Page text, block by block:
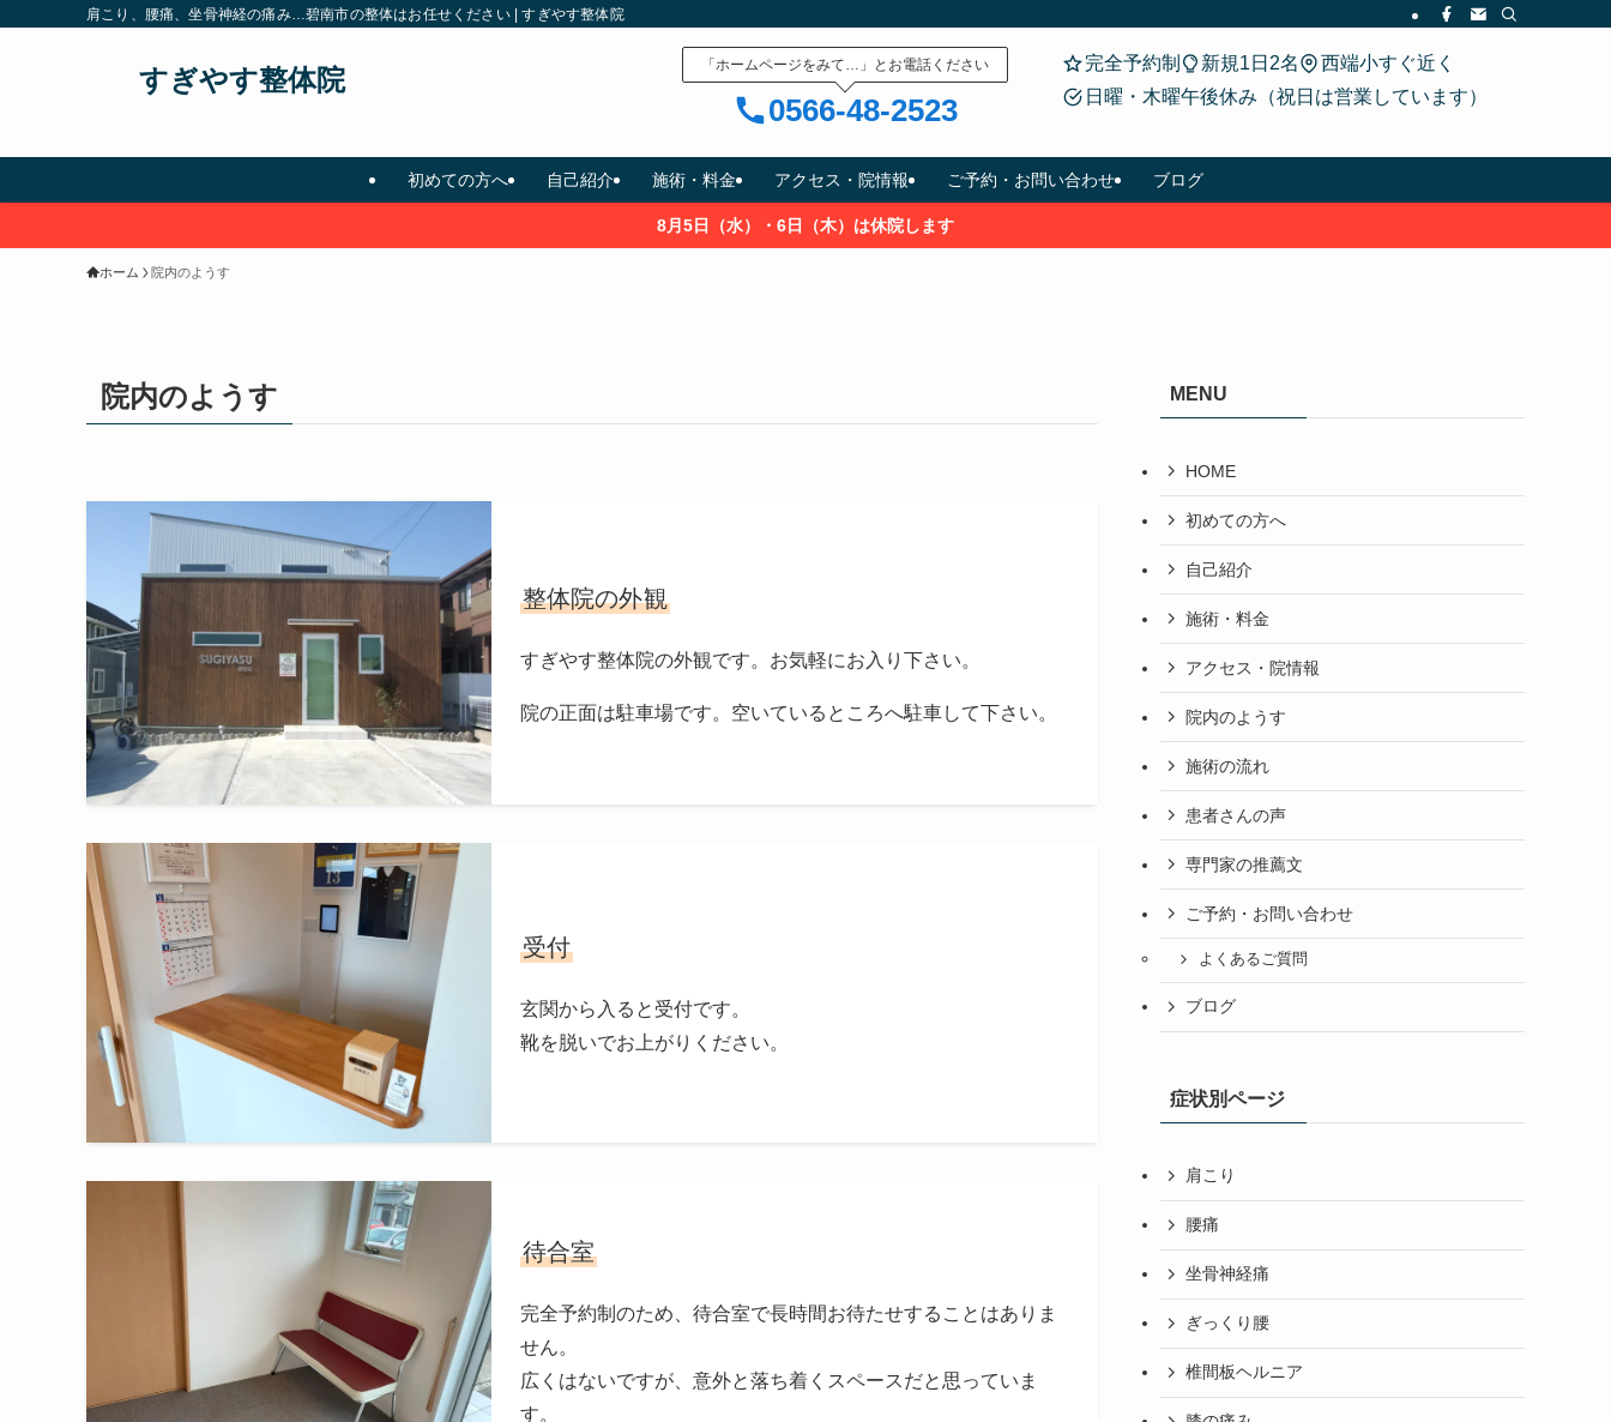
肩こり、腰痛、坐骨神経の痛み…碧南市の整体はお任せください | すぎやす整体院
すぎやす整体院
初めての方へ 自己紹介 施術・料金 アクセス・院情報 ご予約・お問い合わせ ブログ
「ホームページをみて…」とお電話ください
0566-48-2523
完全予約制 新規1日2名
西端小すぐ近く
日曜・木曜午後休み（祝日は営業しています）
8月5日（水）・6日（木）は休院します
ホーム 院内のようす
院内のようす
整体院の外観
すぎやす整体院の外観です。お気軽にお入り下さい。
院の正面は駐車場です。空いているところへ駐車して下さい。
受付
玄関から入ると受付です。
靴を脱いでお上がりください。
待合室
完全予約制のため、待合室で長時間お待たせすることはありま
せん。
広くはないですが、意外と落ち着くスペースだと思っていま
す。
MENU
HOME
初めての方へ
自己紹介
施術・料金
アクセス・院情報
院内のようす
施術の流れ
患者さんの声
専門家の推薦文
ご予約・お問い合わせ
よくあるご質問
ブログ
症状別ページ
肩こり
腰痛
坐骨神経痛
ぎっくり腰
椎間板ヘルニア